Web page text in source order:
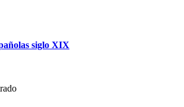
siglo XIX